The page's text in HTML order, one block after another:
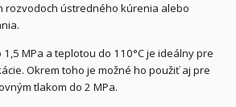
rozvodoch ústredného kúrenia alebo
MPa a teplotou do 110°C je ideálny pre
Okrem toho je možné ho použiť aj pre
tlakom do 2 MPa.